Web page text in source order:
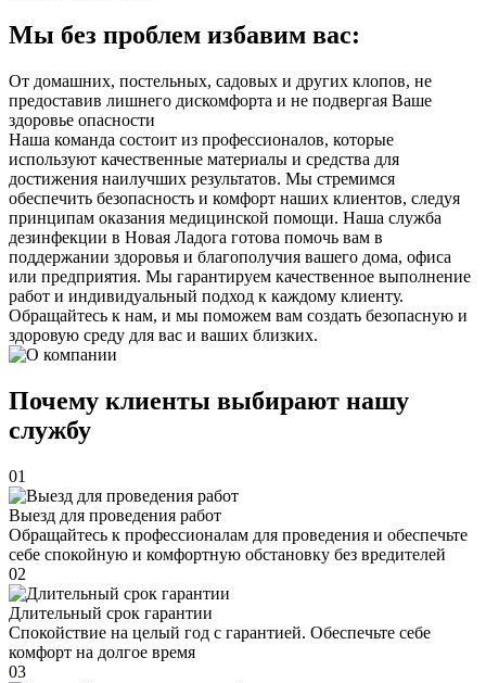
Мы без проблем избавим вас:
От домашних, постельных, садовых и других клопов, не
предоставив лишнего дискомфорта и не подвергая Ваше
здоровье опасности
Наша команда состоит из профессионалов, которые
используют качественные материалы и средства для
достижения наилучших результатов. Мы стремимся
обеспечить безопасность и комфорт наших клиентов, следуя
принципам оказания медицинской помощи. Наша служба
дезинфекции в Новая Ладога готова помочь вам в
поддержании здоровья и благополучия вашего дома, офиса
или предприятия. Мы гарантируем качественное выполнение
работ и индивидуальный подход к каждому клиенту.
Обращайтесь к нам, и мы поможем вам создать безопасную и
здоровую среду для вас и ваших близких.
Почему клиенты выбирают нашу
службу
01
Выезд для проведения работ
Обращайтесь к профессионалам для проведения и обеспечьте
себе спокойную и комфортную обстановку без вредителей
02
Длительный срок гарантии
Спокойствие на целый год с гарантией. Обеспечьте себе
комфорт на долгое время
03